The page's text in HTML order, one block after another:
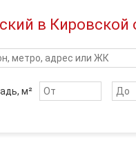
в Кировской
м²